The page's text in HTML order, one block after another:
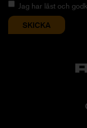
Jag har läst och